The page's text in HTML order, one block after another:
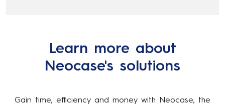
Learn more about
Neocase's solutions
Gain time, efficiency and money with Neocase, the